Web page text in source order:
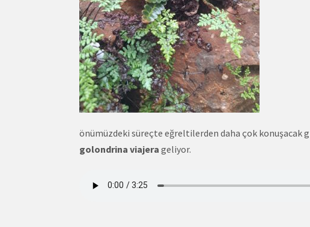
önümüzdeki süreçte eğreltilerden daha çok konuşacak
golondrina viajera geliyor.